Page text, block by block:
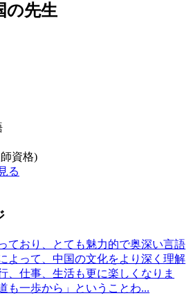
の先生
資格)
る
ており、とても魅力的で奥深い言語
よって、中国の文化をより深く理解
、仕事、生活も更に楽しくなりま
も一歩から」ということわ...